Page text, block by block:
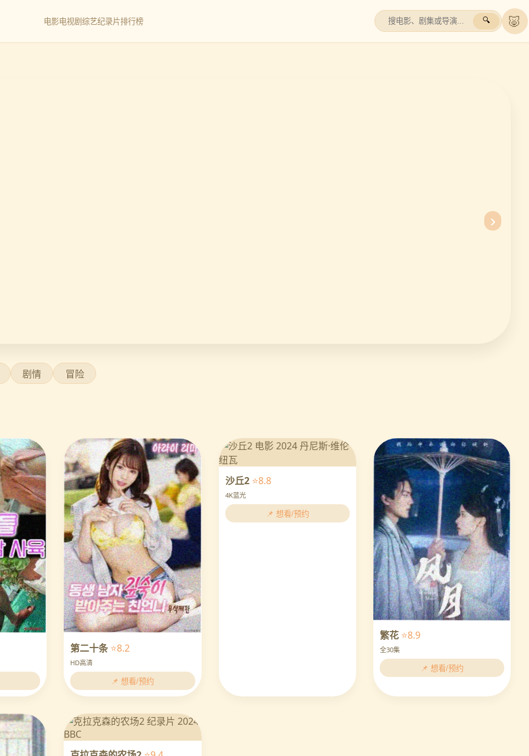
电影电视剧 综艺纪录片排行榜 🔍 🐷
›
剧情 冒险
第二十条 ⭐8.2
HD高清
📌 想看/预约
沙丘2 ⭐8.8
4K蓝光
📌 想看/预约
繁花 ⭐8.9
全30集
📌 想看/预约